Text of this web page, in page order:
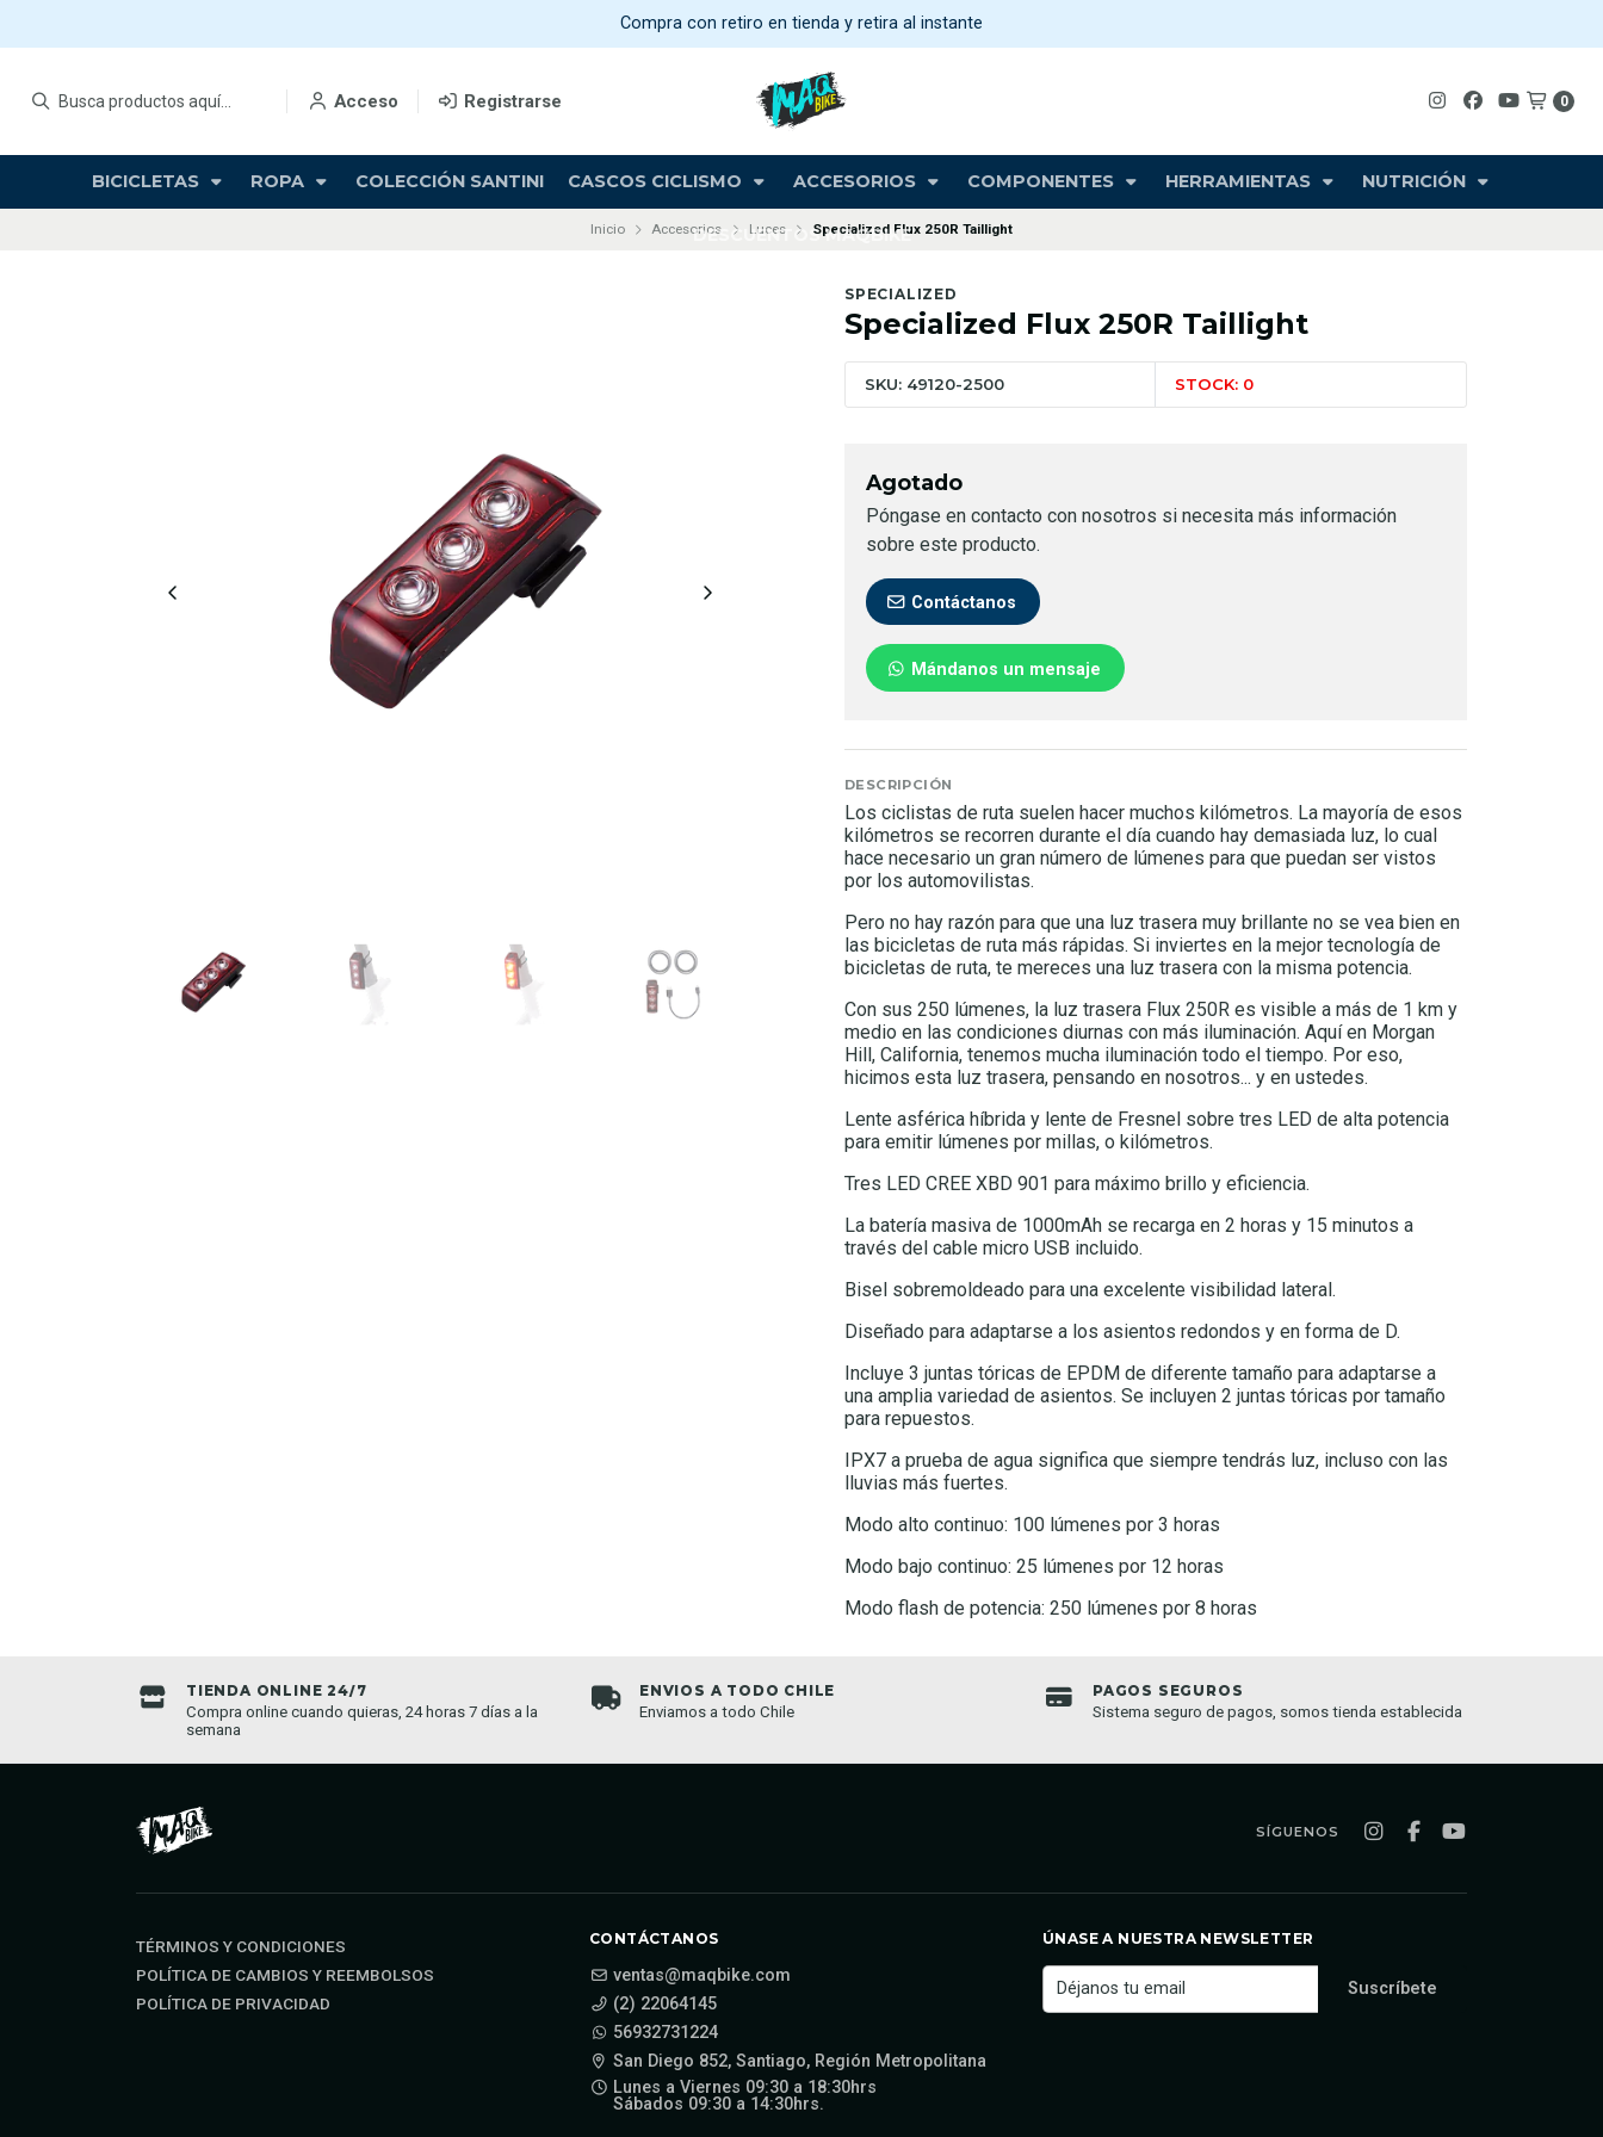
Acceso Registrarse 0
BICICLETAS ROPA COLECCIÓN SANTINI CASCOS CICLISMO ACCESORIOS COMPONENTES HERRAMIENTAS NUTRICIÓN
DESCUENTOS MAQBIKE
Compra con retiro en tienda y retira al instante
Inicio Accesorios Luces Specialized Flux 250R Taillight
SPECIALIZED
Specialized Flux 250R Taillight
SKU: 49120-2500 STOCK: 0
Agotado
Póngase en contacto con nosotros si necesita más información
sobre este producto.
Contáctanos
Mándanos un mensaje
DESCRIPCIÓN
Los ciclistas de ruta suelen hacer muchos kilómetros. La mayoría de esos
kilómetros se recorren durante el día cuando hay demasiada luz, lo cual
hace necesario un gran número de lúmenes para que puedan ser vistos
por los automovilistas.
Pero no hay razón para que una luz trasera muy brillante no se vea bien en
las bicicletas de ruta más rápidas. Si inviertes en la mejor tecnología de
bicicletas de ruta, te mereces una luz trasera con la misma potencia.
Con sus 250 lúmenes, la luz trasera Flux 250R es visible a más de 1 km y
medio en las condiciones diurnas con más iluminación. Aquí en Morgan
Hill, California, tenemos mucha iluminación todo el tiempo. Por eso,
hicimos esta luz trasera, pensando en nosotros... y en ustedes.
Lente asférica híbrida y lente de Fresnel sobre tres LED de alta potencia
para emitir lúmenes por millas, o kilómetros.
Tres LED CREE XBD 901 para máximo brillo y eficiencia.
La batería masiva de 1000mAh se recarga en 2 horas y 15 minutos a
través del cable micro USB incluido.
Bisel sobremoldeado para una excelente visibilidad lateral.
Diseñado para adaptarse a los asientos redondos y en forma de D.
Incluye 3 juntas tóricas de EPDM de diferente tamaño para adaptarse a
una amplia variedad de asientos. Se incluyen 2 juntas tóricas por tamaño
para repuestos.
IPX7 a prueba de agua significa que siempre tendrás luz, incluso con las
lluvias más fuertes.
Modo alto continuo: 100 lúmenes por 3 horas
Modo bajo continuo: 25 lúmenes por 12 horas
Modo flash de potencia: 250 lúmenes por 8 horas
TIENDA ONLINE 24/7
Compra online cuando quieras, 24 horas 7 días a la
semana
ENVIOS A TODO CHILE
Enviamos a todo Chile
PAGOS SEGUROS
Sistema seguro de pagos, somos tienda establecida
SÍGUENOS
TÉRMINOS Y CONDICIONES
POLÍTICA DE CAMBIOS Y REEMBOLSOS
POLÍTICA DE PRIVACIDAD
CONTÁCTANOS
ventas@maqbike.com
(2) 22064145
56932731224
San Diego 852, Santiago, Región Metropolitana
Lunes a Viernes 09:30 a 18:30hrs
Sábados 09:30 a 14:30hrs.
ÚNASE A NUESTRA NEWSLETTER